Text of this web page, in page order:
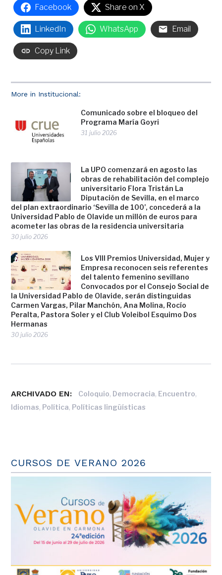
More in Institucional:
Comunicado sobre el bloqueo del
Programa María Goyri
31 julio 2026
La UPO comenzará en agosto las
obras de rehabilitación del complejo
universitario Flora Tristán La
Diputación de Sevilla, en el marco
del plan extraordinario ‘Sevilla de 100’, concederá a la
Universidad Pablo de Olavide un millón de euros para
acometer las obras de la residencia universitaria
30 julio 2026
Los VIII Premios Universidad, Mujer y
Empresa reconocen seis referentes
del talento femenino sevillano
Convocados por el Consejo Social de
la Universidad Pablo de Olavide, serán distinguidas
Carmen Vargas, Pilar Manchón, Ana Molina, Rocío
Peralta, Pastora Soler y el Club Voleibol Esquimo Dos
Hermanas
30 julio 2026
Facebook Share on X
LinkedIn WhatsApp Email
Copy Link
ARCHIVADO EN: Coloquio, Democracia, Encuentro,
Idiomas, Política, Políticas lingüísticas
CURSOS DE VERANO 2026